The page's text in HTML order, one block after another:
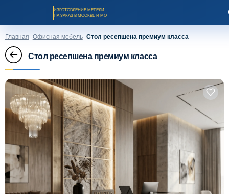
ИЗГОТОВЛЕНИЕ МЕБЕЛИ
НА ЗАКАЗ В МОСКВЕ И МО
Заказать звонок
Каталог мебели на заказ
О компании
Оплата и доставка
Главная Офисная мебель Стол ресепшена премиум класса
Стол ресепшена премиум класса